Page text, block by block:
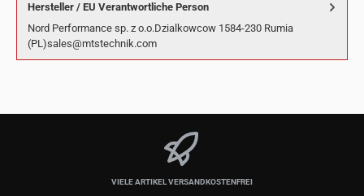
Hersteller / EU Verantwortliche Person
Nord Performance sp. z o.o.Dzialkowcow 1584-230 Rumia
(PL)sales@mtstechnik.com
VIELE ARTIKEL VERSANDKOSTENFREI